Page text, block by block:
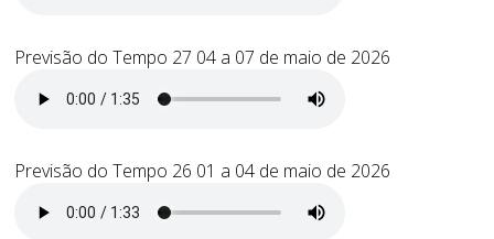
Previsão do Tempo 27 04 a 07 de maio de 2026
Previsão do Tempo 26 01 a 04 de maio de 2026